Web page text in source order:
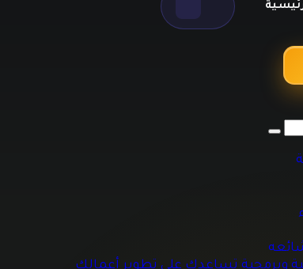
تساعدك على تطوير أعمالك
والسيرفرات المدارة | مؤسسة مارسيليا للبرمجيات
وبرمجية تساعدك على تطوير أعمالك